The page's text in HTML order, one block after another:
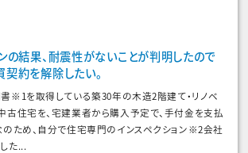
の結果、耐震性がないことが判明したので
約を解除したい。
※1を取得している築30年の木造2階建て・リノベ
古住宅を、宅建業者から購入予定で、手付金を支払
のため、自分で住宅専門のインスペクション※2会社
た...